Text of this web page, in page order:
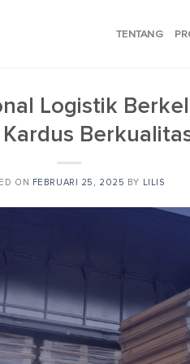
TENTANG
Logistik
ON FEBRUARI 25, 2025 BY LILIS